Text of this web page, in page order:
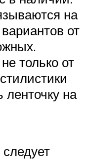
на
от
только от
ленточку на